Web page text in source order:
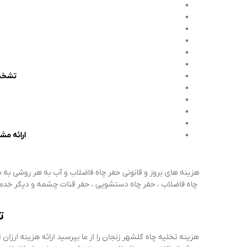
ارائه
هزینه های بروز و قانونی حفر چاه فاضلاب و آب به هر روشی
چاه فاضلاب ، حفر چاه دستشویی ، حفر قنات چشمه و دیگر
هزینه تخلیه چاه گلشهر زنجان را از ما بپرسید ارائه هزینه